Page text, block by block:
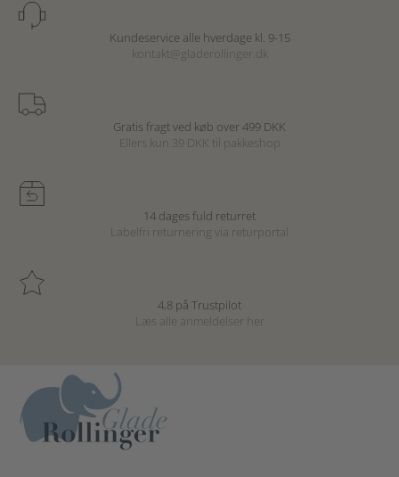
Kundeservice alle hverdage kl. 9-15
kontakt@gladerollinger.dk
Gratis fragt ved køb over 499 DKK
Ellers kun 39 DKK til pakkeshop
14 dages fuld returret
Labelfri returnering via returportal
4,8 på Trustpilot
Læs alle anmeldelser her